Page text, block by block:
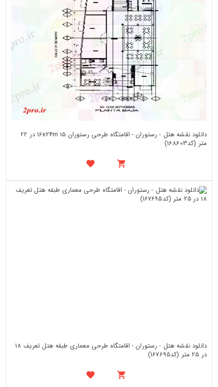
دانلود نقشه هتل - رستوران - اقامتگاه طرحی رستوران 16x24m 15 در 22
متر (کد168603)
دانلود نقشه هتل - رستوران - اقامتگاه طرحی معماری طبقه هتل تعریف 18
در 25 متر (کد167695)